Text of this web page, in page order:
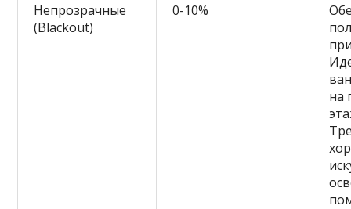
Непрозрачные
(Blackout)
0-10%
на